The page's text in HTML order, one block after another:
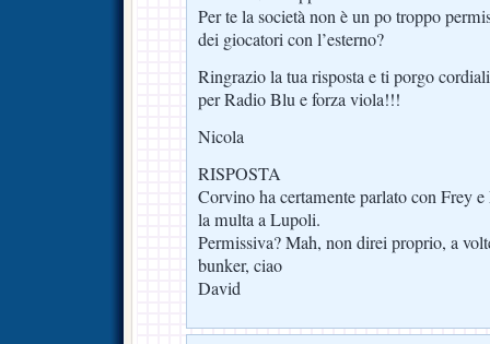
Per te la società non è un po troppo
dei giocatori con l’esterno?
Ringrazio la tua risposta e ti porgo
per Radio Blu e forza viola!!!
Nicola
RISPOSTA
Corvino ha certamente parlato con Frey
la multa a Lupoli.
Permissiva? Mah, non direi proprio, a
bunker, ciao
David